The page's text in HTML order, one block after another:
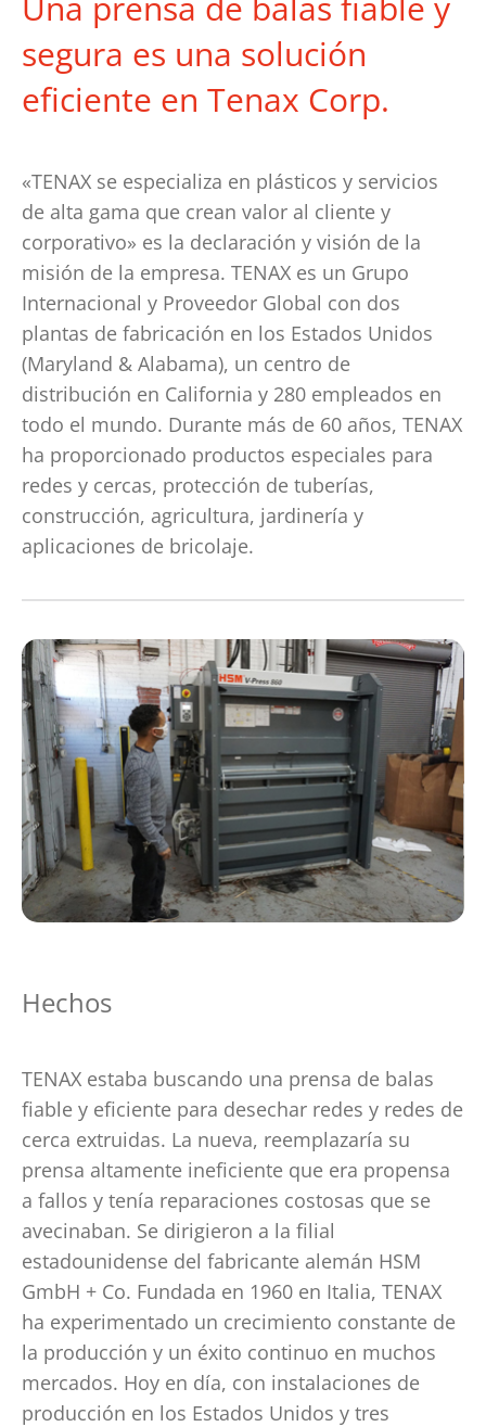
segura es una solución
eficiente en Tenax Corp.
«TENAX se especializa en plásticos y servicios
de alta gama que crean valor al cliente y
corporativo» es la declaración y visión de la
misión de la empresa. TENAX es un Grupo
Internacional y Proveedor Global con dos
plantas de fabricación en los Estados Unidos
(Maryland & Alabama), un centro de
distribución en California y 280 empleados en
todo el mundo. Durante más de 60 años, TENAX
ha proporcionado productos especiales para
redes y cercas, protección de tuberías,
construcción, agricultura, jardinería y
aplicaciones de bricolaje.
Hechos
TENAX estaba buscando una prensa de balas
fiable y eficiente para desechar redes y redes de
cerca extruidas. La nueva, reemplazaría su
prensa altamente ineficiente que era propensa
a fallos y tenía reparaciones costosas que se
avecinaban. Se dirigieron a la filial
estadounidense del fabricante alemán HSM
GmbH + Co. Fundada en 1960 en Italia, TENAX
ha experimentado un crecimiento constante de
la producción y un éxito continuo en muchos
mercados. Hoy en día, con instalaciones de
producción en los Estados Unidos y tres